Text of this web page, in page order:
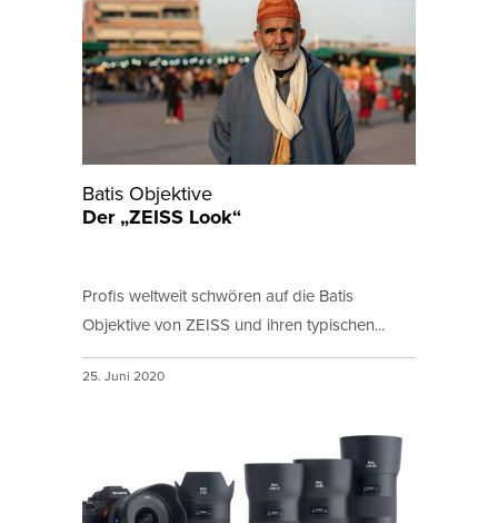
Batis Objektive
Der „ZEISS Look“
Profis weltweit schwören auf die Batis
Objektive von ZEISS und ihren typischen...
25. Juni 2020